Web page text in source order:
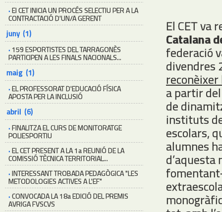
·El CET INICIA UN PROCÉS SELECTIU PER A LA
CONTRACTACIÓ D'UN/A GERENT
juny (1)
· 159 ESPORTISTES DEL TARRAGONÈS
PARTICIPEN A LES FINALS NACIONALS...
maig (1)
·EL PROFESSORAT D'EDUCACIÓ FÍSICA
APOSTA PER LA INCLUSIÓ
abril (6)
·FINALITZA EL CURS DE MONITORATGE
POLIESPORTIU
·EL CET PRESENT A LA 1a REUNIÓ DE LA
COMISSIÓ TÈCNICA TERRITORIAL...
·INTERESSANT TROBADA PEDAGÒGICA "LES
METODOLOGIES ACTIVES A L'EF"
·CONVOCADA LA 18a EDICIÓ DEL PREMIS
AVRIGA FVSCVS
El CET va
Catalana
federació
divendres
a partir
de
instituts
escolars,
alumnes